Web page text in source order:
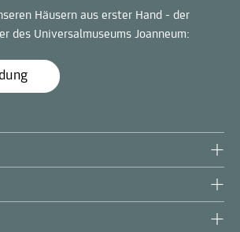
Häusern aus erster Hand - der
des Universalmuseums Joanneum: